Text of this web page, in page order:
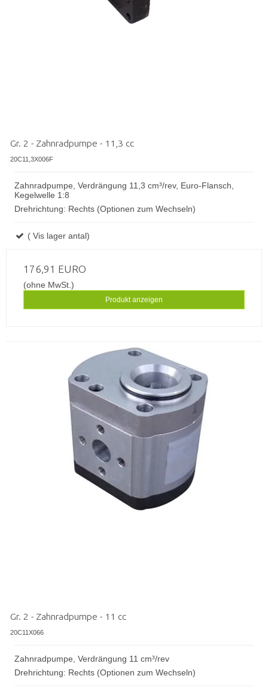
Gr. 2 - Zahnradpumpe - 11,3 cc
20C11,3X006F
Zahnradpumpe, Verdrängung 11,3 cm³/rev, Euro-Flansch,
Kegelwelle 1:8
Drehrichtung: Rechts (Optionen zum Wechseln)
( Vis lager antal)
176,91 EURO
(ohne MwSt.)
Produkt anzeigen
Gr. 2 - Zahnradpumpe - 11 cc
20C11X066
Zahnradpumpe, Verdrängung 11 cm³/rev
Drehrichtung: Rechts (Optionen zum Wechseln)